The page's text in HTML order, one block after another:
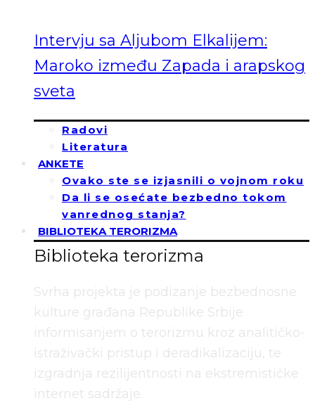
Intervju sa Aljubom Elkalijem:
Maroko između Zapada i arapskog
sveta
Radovi
Literatura
ANKETE
Ovako ste se izjasnili o vojnom roku
Da li se osećate bezbedno tokom
vanrednog stanja?
BIBLIOTEKA TERORIZMA
Biblioteka terorizma
Svrha projekta je podizanje bezbednosne
kulture građana Republike Srbije
informisanjem o terorizmu kroz analitičko-
istraživački pristup i deradikalizaciju, te
izgradnja rezilijentnosti na ekstremističke
internet sadržaje.